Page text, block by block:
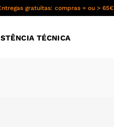
gratuitas: compras = ou > 65€
TÉCNICA